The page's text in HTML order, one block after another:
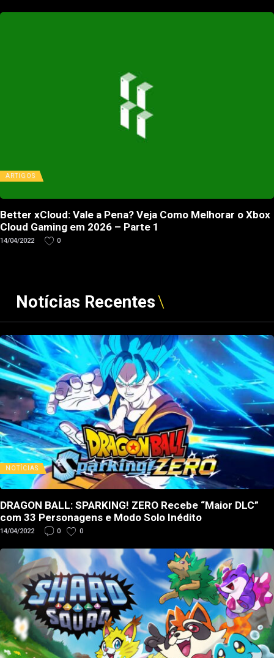
ARTIGOS
Better xCloud: Vale a Pena? Veja Como Melhorar o Xbox
Cloud Gaming em 2026 – Parte 1
14/04/2022 0
Notícias Recentes
NOTÍCIAS
DRAGON BALL: SPARKING! ZERO Recebe “Maior DLC”
com 33 Personagens e Modo Solo Inédito
14/04/2022 0 0